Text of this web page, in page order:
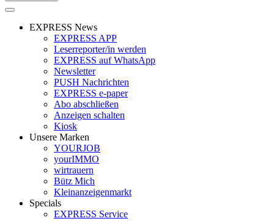
EXPRESS News
EXPRESS APP
Leserreporter/in werden
EXPRESS auf WhatsApp
Newsletter
PUSH Nachrichten
EXPRESS e-paper
Abo abschließen
Anzeigen schalten
Kiosk
Unsere Marken
YOURJOB
yourIMMO
wirtrauern
Bütz Mich
Kleinanzeigenmarkt
Specials
EXPRESS Service